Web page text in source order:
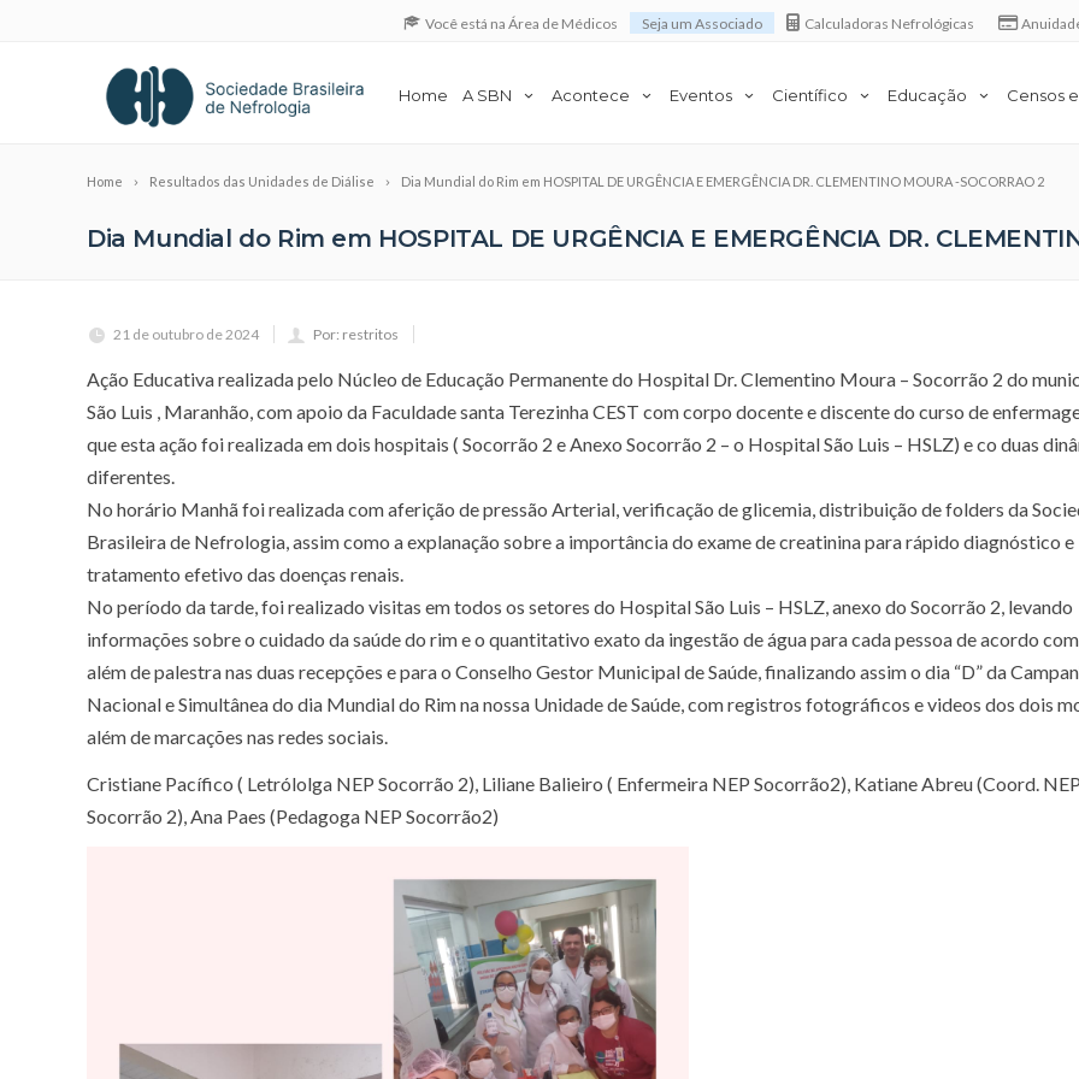
Você está na Área de Médicos Seja um Associado Calculadoras Nefrológicas
Home A SBN Acontece Eventos Científico Educação Censos
Home Resultados das Unidades de Diálise Dia Mundial do Rim em HOSPITAL DE URGÊNCIA E EMERGÊNCIA DR. CLEMENTINO MOURA -SOCORRAO 2
Dia Mundial do Rim em HOSPITAL DE URGÊNCIA E EMERGÊNCIA DR.
21 de outubro de 2024 Por: restritos
Ação Educativa realizada pelo Núcleo de Educação Permanente do Hospital Dr. Clementino Moura – Socorrão 2 do
São Luis , Maranhão, com apoio da Faculdade santa Terezinha CEST com corpo docente e discente do curso de
que esta ação foi realizada em dois hospitais ( Socorrão 2 e Anexo Socorrão 2 – o Hospital São Luis – HSLZ) e co duas
diferentes.
No horário Manhã foi realizada com aferição de pressão Arterial, verificação de glicemia, distribuição de folders da
Brasileira de Nefrologia, assim como a explanação sobre a importância do exame de creatinina para rápido diagnóstico e
tratamento efetivo das doenças renais.
No período da tarde, foi realizado visitas em todos os setores do Hospital São Luis – HSLZ, anexo do Socorrão 2, levando
informações sobre o cuidado da saúde do rim e o quantitativo exato da ingestão de água para cada pessoa de acordo
além de palestra nas duas recepções e para o Conselho Gestor Municipal de Saúde, finalizando assim o dia “D” da
Nacional e Simultânea do dia Mundial do Rim na nossa Unidade de Saúde, com registros fotográficos e videos dos dois
além de marcações nas redes sociais.
Cristiane Pacífico ( Letrólolga NEP Socorrão 2), Liliane Balieiro ( Enfermeira NEP Socorrão2), Katiane Abreu (Coord. NEP
Socorrão 2), Ana Paes (Pedagoga NEP Socorrão2)